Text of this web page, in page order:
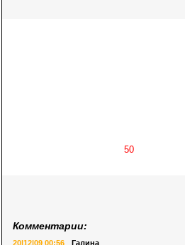
Комментарии:
20|12|09 00:56
Галина